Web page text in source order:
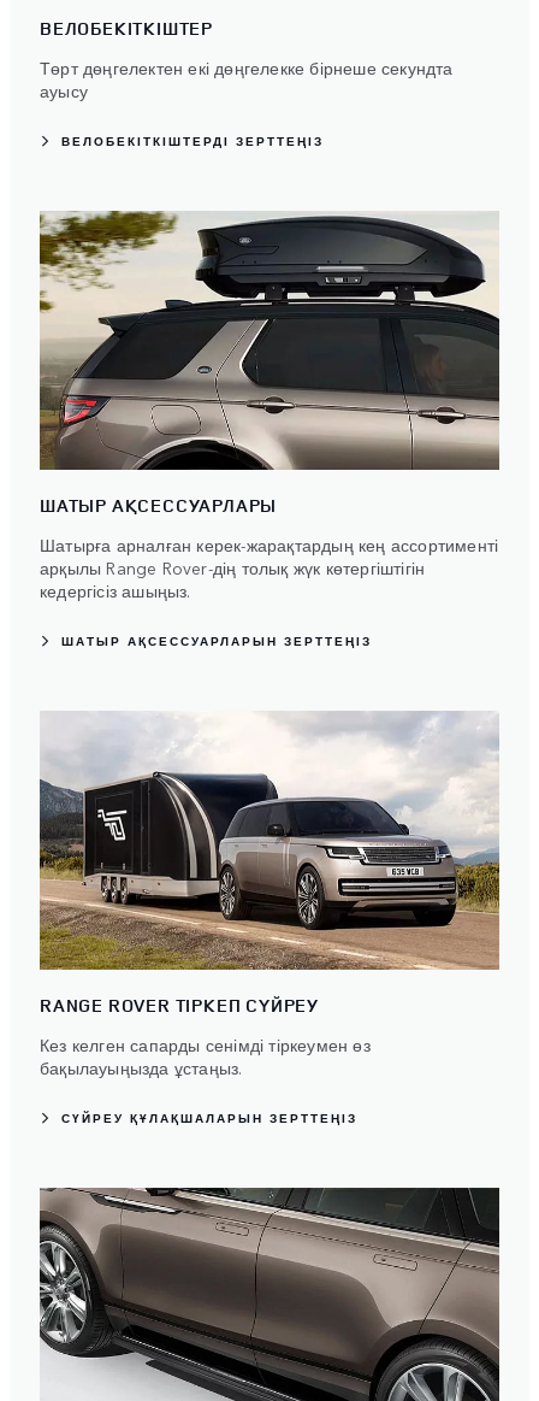
ВЕЛОБЕКІТКІШТЕР
Төрт дөңгелектен екі дөңгелекке бірнеше секундта
ауысу
ВЕЛОБЕКІТКІШТЕРДІ ЗЕРТТЕҢІЗ
ШАТЫР АҚСЕССУАРЛАРЫ
Шатырға арналған керек-жарақтардың кең ассортименті
арқылы Range Rover-дің толық жүк көтергіштігін
кедергісіз ашыңыз.
ШАТЫР АҚСЕССУАРЛАРЫН ЗЕРТТЕҢІЗ
RANGE ROVER ТІРКЕП СҮЙРЕУ
Кез келген сапарды сенімді тіркеумен өз
бақылауыңызда ұстаңыз.
СҮЙРЕУ ҚҰЛАҚШАЛАРЫН ЗЕРТТЕҢІЗ